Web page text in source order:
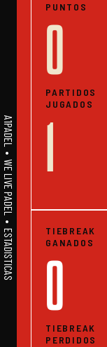
A1PADEL • WE LIVE PADEL • ESTADISTICAS
PUNTOS
0
PARTIDOS
JUGADOS
1
TIEBREAK
GANADOS
0
TIEBREAK
PERDIDOS